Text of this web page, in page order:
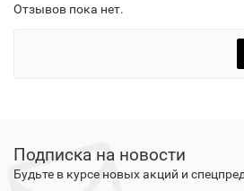
Отзывов пока нет.
Подписка на новости
Будьте в курсе новых акций и